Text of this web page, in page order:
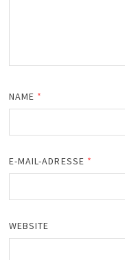
NAME *
E-MAIL-ADRESSE *
WEBSITE